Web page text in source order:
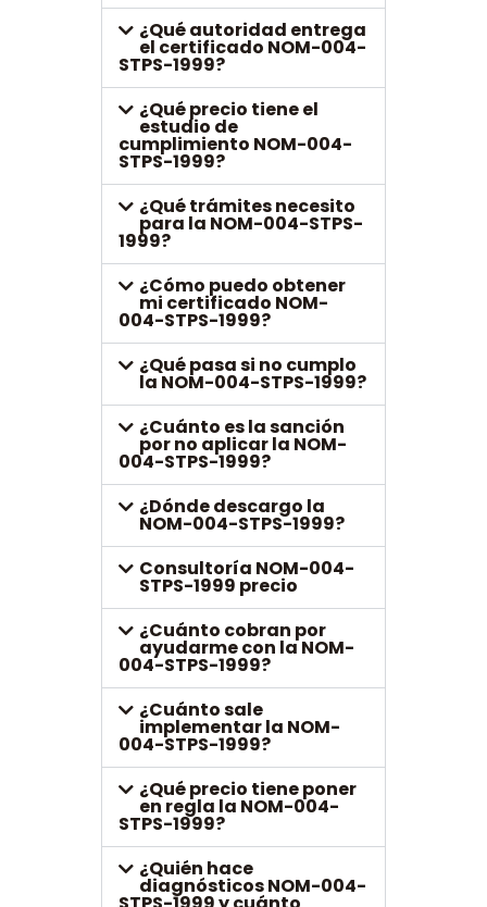
¿Qué autoridad entrega
el certificado NOM-004-
STPS-1999?
¿Qué precio tiene el
estudio de
cumplimiento NOM-004-
STPS-1999?
¿Qué trámites necesito
para la NOM-004-STPS-
1999?
¿Cómo puedo obtener
mi certificado NOM-
004-STPS-1999?
¿Qué pasa si no cumplo
la NOM-004-STPS-1999?
¿Cuánto es la sanción
por no aplicar la NOM-
004-STPS-1999?
¿Dónde descargo la
NOM-004-STPS-1999?
Consultoría NOM-004-
STPS-1999 precio
¿Cuánto cobran por
ayudarme con la NOM-
004-STPS-1999?
¿Cuánto sale
implementar la NOM-
004-STPS-1999?
¿Qué precio tiene poner
en regla la NOM-004-
STPS-1999?
¿Quién hace
diagnósticos NOM-004-